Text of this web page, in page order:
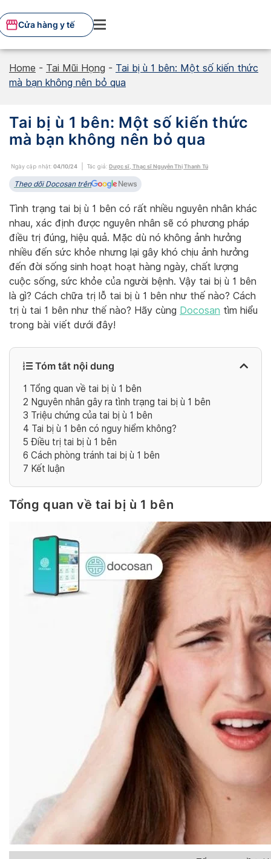
to
content
Cửa hàng y tế
Home - Tai Mũi Họng - Tai bị ù 1 bên: Một số kiến thức
mà bạn không nên bỏ qua
Tai bị ù 1 bên: Một số kiến thức
mà bạn không nên bỏ qua
Ngày cập nhật: 04/10/24 Tác giả: Dược sĩ, Thạc sĩ Nguyễn Thị Thanh Tú
Theo dõi Docosan trên
Tình trạng tai bị ù 1 bên có rất nhiều nguyên nhân khác
nhau, xác định được nguyên nhân sẽ có phương pháp
điều trị đúng, hiệu quả. Mặc dù nó không ảnh hưởng
nhiều đến sức khỏe nhưng lại gây khó chịu ảnh hưởng
đến đời sống sinh hoạt hoạt hàng ngày, chất lượng
cuộc sống, sức khỏe của người bệnh. Vậy tai bị ù 1 bên
là gì? Cách chữa trị lỗ tai bị ù 1 bên như thế nào? Cách
trị ù tai 1 bên như thế nào? Hãy cùng Docosan tìm hiểu
trong bài viết dưới đây!
Tóm tắt nội dung
1 Tổng quan về tai bị ù 1 bên
2 Nguyên nhân gây ra tình trạng tai bị ù 1 bên
3 Triệu chứng của tai bị ù 1 bên
4 Tai bị ù 1 bên có nguy hiểm không?
5 Điều trị tai bị ù 1 bên
6 Cách phòng tránh tai bị ù 1 bên
7 Kết luận
Tổng quan về tai bị ù 1 bên